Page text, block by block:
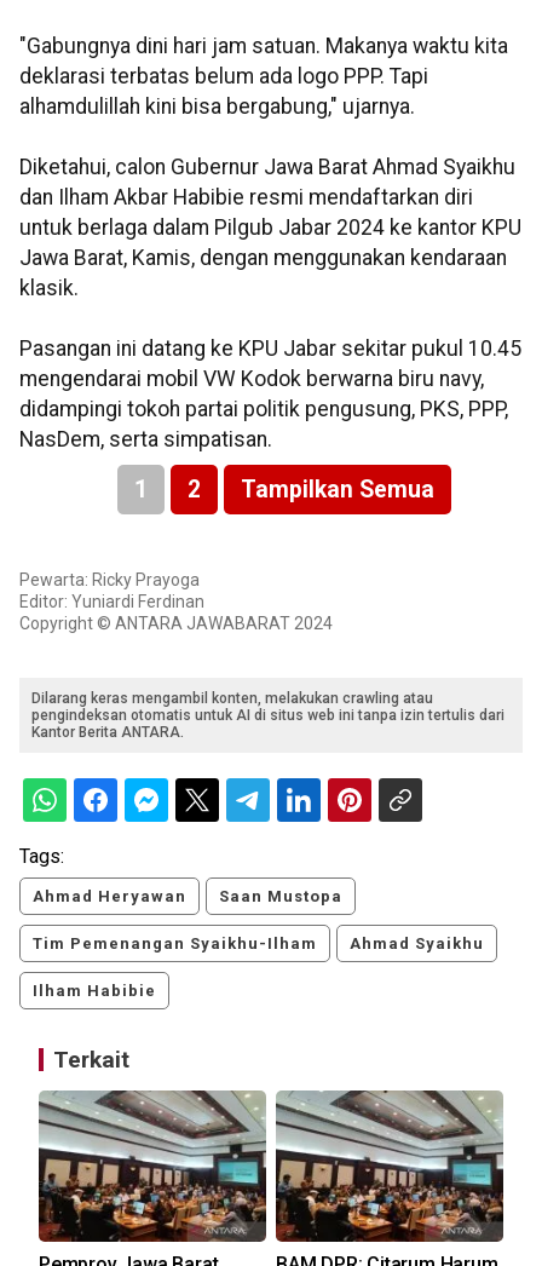
"Gabungnya dini hari jam satuan. Makanya waktu kita
deklarasi terbatas belum ada logo PPP. Tapi
alhamdulillah kini bisa bergabung," ujarnya.
Diketahui, calon Gubernur Jawa Barat Ahmad Syaikhu
dan Ilham Akbar Habibie resmi mendaftarkan diri
untuk berlaga dalam Pilgub Jabar 2024 ke kantor KPU
Jawa Barat, Kamis, dengan menggunakan kendaraan
klasik.
Pasangan ini datang ke KPU Jabar sekitar pukul 10.45
mengendarai mobil VW Kodok berwarna biru navy,
didampingi tokoh partai politik pengusung, PKS, PPP,
NasDem, serta simpatisan.
1 2 Tampilkan Semua
Pewarta: Ricky Prayoga
Editor: Yuniardi Ferdinan
Copyright © ANTARA JAWABARAT 2024
Dilarang keras mengambil konten, melakukan crawling atau
pengindeksan otomatis untuk AI di situs web ini tanpa izin tertulis dari
Kantor Berita ANTARA.
Tags:
Ahmad Heryawan Saan Mustopa
Tim Pemenangan Syaikhu-Ilham Ahmad Syaikhu
Ilham Habibie
Terkait